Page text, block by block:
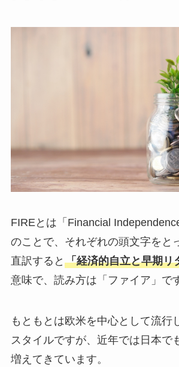
FIREとは「Financial
のことで、それぞれの頭文字をと
直訳すると 「経済的自立と早期リ
意味で、読み方は「ファイア」で
もともとは欧米を中心として流行
スタイルですが、近年では日本で
増えてきています。